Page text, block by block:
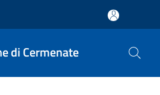
di Cermenate